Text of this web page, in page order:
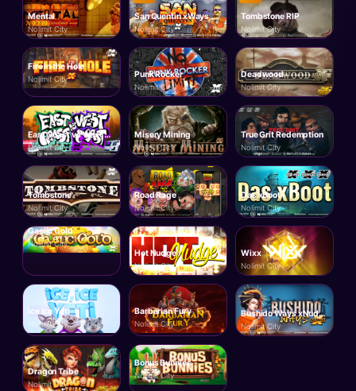
Mental
Nolimit City
San Quentin xWays
Nolimit City
Tombstone RIP
Nolimit City
Fire in the Hole
Nolimit City Punk Rocker
Nolimit City
Deadwood
Nolimit City
East Coast vs West Coast
Nolimit City
Misery Mining
Nolimit City
True Grit Redemption
Nolimit City
Tombstone
Nolimit City
Road Rage
Nolimit City
Das xBoot
Nolimit City
Gaelic Gold
Nolimit City
Hot Nudge
Nolimit City
Wixx
Nolimit City
Ice Ice Yeti
Nolimit City
Barbarian Fury
Nolimit City
Bushido Ways xNudge
Nolimit City
Dragon Tribe
Nolimit City
Bonus Bunnies
Nolimit City